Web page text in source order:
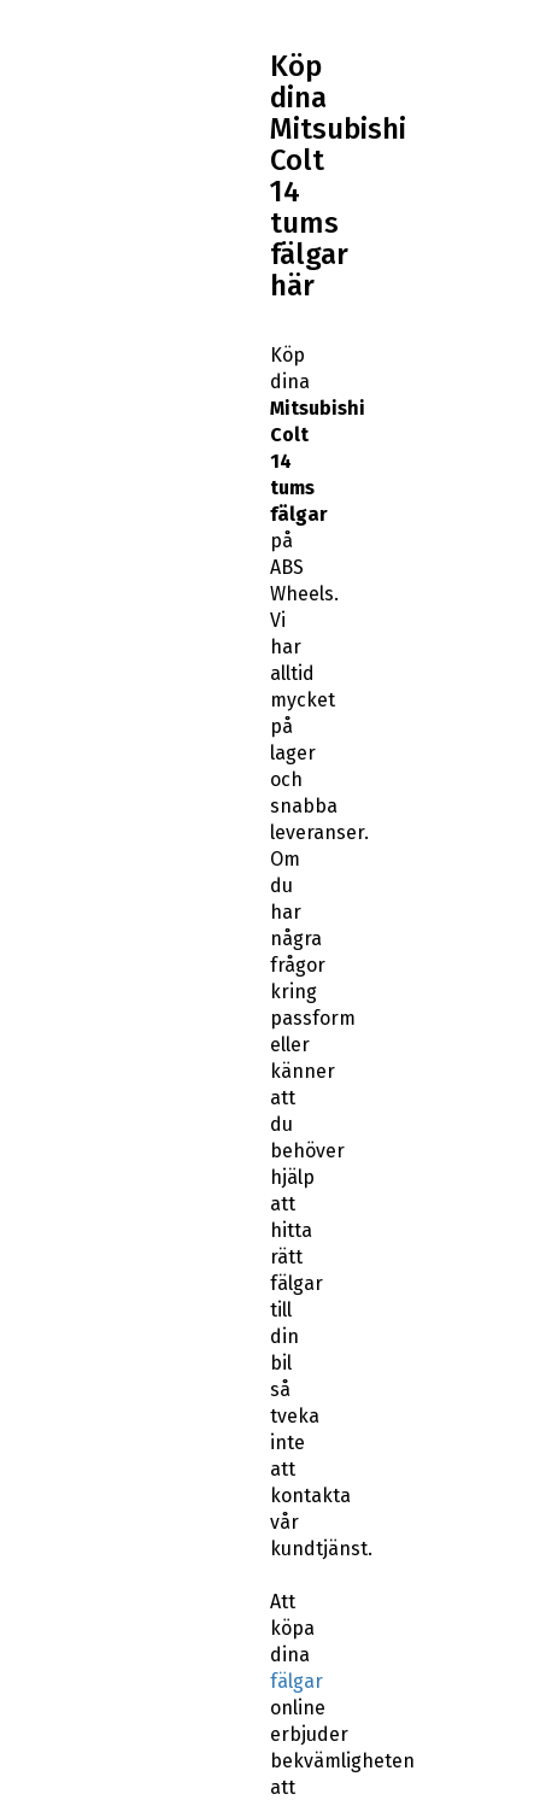
Köp
dina
Mitsubishi
Colt
14
tums
fälgar
här
Köp
dina
Mitsubishi
Colt
14
tums
fälgar
på
ABS
Wheels.
Vi
har
alltid
mycket
på
lager
och
snabba
leveranser.
Om
du
har
några
frågor
kring
passform
eller
känner
att
du
behöver
hjälp
att
hitta
rätt
fälgar
till
din
bil
så
tveka
inte
att
kontakta
vår
kundtjänst.
Att
köpa
dina
fälgar
online
erbjuder
bekvämligheten
att